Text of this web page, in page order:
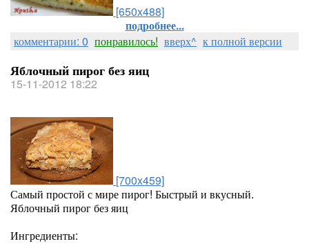
[650x488]
подробнее...
комментарии: 0 понравилось! вверх^ к полной версии
Яблочный пирог без яиц
15-11-2012 18:22
[700x459]
Самый простой с мире пирог! Быстрый и вкусный.
Яблочный пирог без яиц
Ингредиенты: